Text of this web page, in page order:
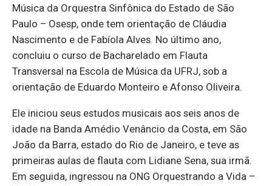
Música da Orquestra Sinfônica do Estado de São
Paulo – Osesp, onde tem orientação de Cláudia
Nascimento e de Fabíola Alves. No último ano,
concluiu o curso de Bacharelado em Flauta
Transversal na Escola de Música da UFRJ, sob a
orientação de Eduardo Monteiro e Afonso Oliveira.
Ele iniciou seus estudos musicais aos seis anos de
idade na Banda Amédio Venâncio da Costa, em São
João da Barra, estado do Rio de Janeiro, e teve as
primeiras aulas de flauta com Lidiane Sena, sua irmã.
Em seguida, ingressou na ONG Orquestrando a Vida –